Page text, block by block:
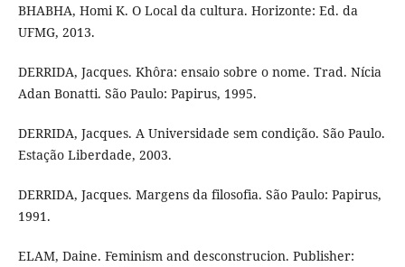
BHABHA, Homi K. O Local da cultura. Horizonte: Ed. da
UFMG, 2013.
DERRIDA, Jacques. Khôra: ensaio sobre o nome. Trad. Nícia
Adan Bonatti. São Paulo: Papirus, 1995.
DERRIDA, Jacques. A Universidade sem condição. São Paulo.
Estação Liberdade, 2003.
DERRIDA, Jacques. Margens da filosofia. São Paulo: Papirus,
1991.
ELAM, Daine. Feminism and desconstrucion. Publisher: